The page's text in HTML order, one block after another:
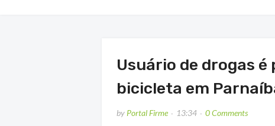
Usuário de drogas
bicicleta em
by Portal Firme 13:34 0 Comments